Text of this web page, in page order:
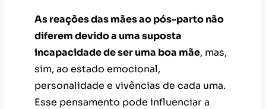
As reações das mães ao pós-parto não
diferem devido a uma suposta
incapacidade de ser uma boa mãe, mas,
sim, ao estado emocional,
personalidade e vivências de cada uma.
Esse pensamento pode influenciar a